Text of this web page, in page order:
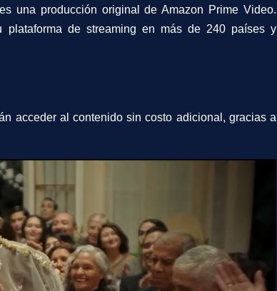
una producción original de Amazon Prime Video.
de streaming en más de 240 países y
acceder al contenido sin costo adicional, gracias a